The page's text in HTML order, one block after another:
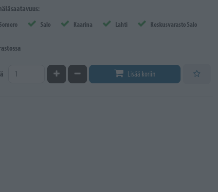
Salo Kaarina Lahti Keskusvarasto Salo
Kasvata määrääVähennä määrää Lisää koriin